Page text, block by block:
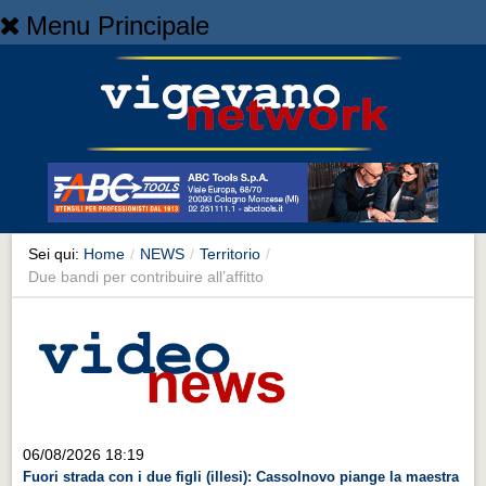
Menu Principale
NEWS
Cronaca
Cronaca
Artes et Artificia
Sport
Territorio
Sei qui: Home / NEWS / Territorio /
Due bandi per contribuire all’affitto
06/08/2026 18:19
Fuori strada con i due figli (illesi): Cassolnovo piange la maestra